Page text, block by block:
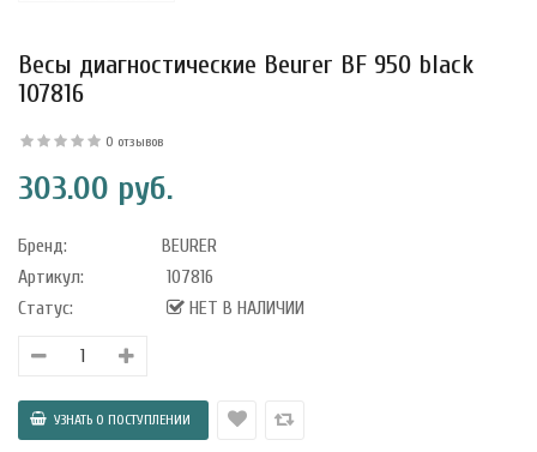
Укрепление
75 мл
DE PEPINS DE
здорово 75 г
Весы диагностические Beurer BF 950 black
107816
0 отзывов
303.00 руб.
Бренд:
BEURER
Артикул:
107816
Статус:
НЕТ В НАЛИЧИИ